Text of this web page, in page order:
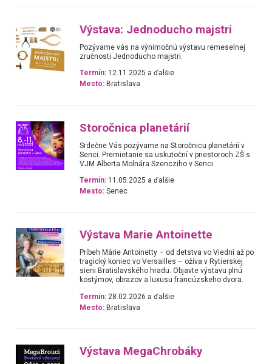
Výstava: Jednoducho majstri
Pozývame vás na výnimočnú výstavu remeselnej
zručnosti Jednoducho majstri.
Termín: 12.11.2025 a ďalšie
Mesto: Bratislava
Storočnica planetárií
Srdečne Vás pozývame na Storočnicu planetárií v
Senci. Premietanie sa uskutoční v priestoroch ZŠ s
VJM Alberta Molnára Szencziho v Senci.
Termín: 11.05.2025 a ďalšie
Mesto: Senec
Výstava Marie Antoinette
Príbeh Márie Antoinetty – od detstva vo Viedni až po
tragický koniec vo Versailles – ožíva v Rytierskej
sieni Bratislavského hradu. Objavte výstavu plnú
kostýmov, obrazov a luxusu francúzskeho dvora.
Termín: 28.02.2026 a ďalšie
Mesto: Bratislava
Výstava MegaChrobáky